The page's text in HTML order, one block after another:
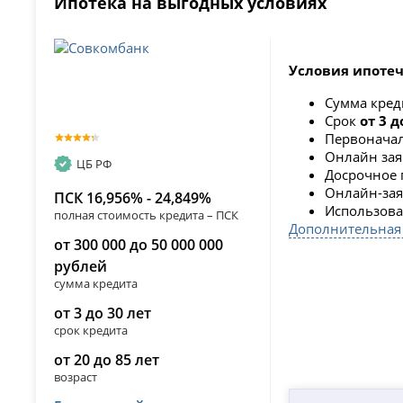
ЦБ РФ
ПСК 16,956% - 24,849%
полная стоимость кредита – ПСК
от 300 000 до 50 000 000
рублей
сумма кредита
от 3 до 30 лет
срок кредита
от 20 до 85 лет
возраст
Условия
Сумма
Срок от 3
Онлайн
Досрочное
Онлайн-